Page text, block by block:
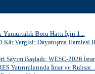
Boru Hattı İçin 1...
Vergisi: Dayanışma Hamlesi
Sayım Başladı: WESC-2026
Yatırımlarında İmar ve Ruhsat...